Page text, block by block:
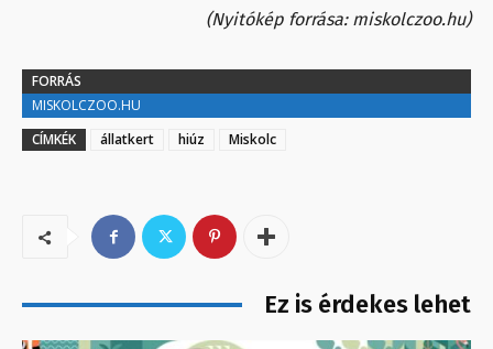
(Nyitókép forrása: miskolczoo.hu)
FORRÁS
MISKOLCZOO.HU
CÍMKÉK
állatkert hiúz Miskolc
Ez is érdekes lehet